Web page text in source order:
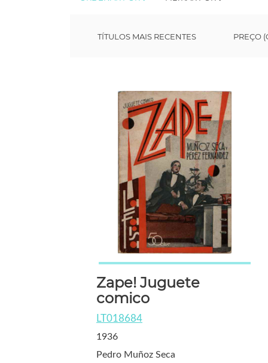
TÍTULOS MAIS RECENTES PREÇO
Zape! Juguete
comico
LT018684
1936
Pedro Muñoz Seca